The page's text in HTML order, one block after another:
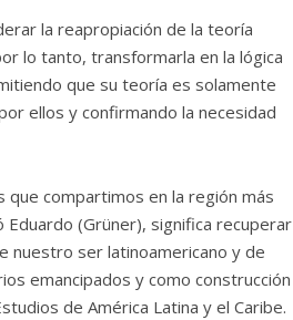
la reapropiación de la teoría
lo tanto, transformarla en la lógica
que su teoría es solamente
ellos y confirmando la necesidad
que compartimos en la región más
(Grüner), significa recuperar
nuestro ser latinoamericano y de
emancipados y como construcción
de América Latina y el Caribe.